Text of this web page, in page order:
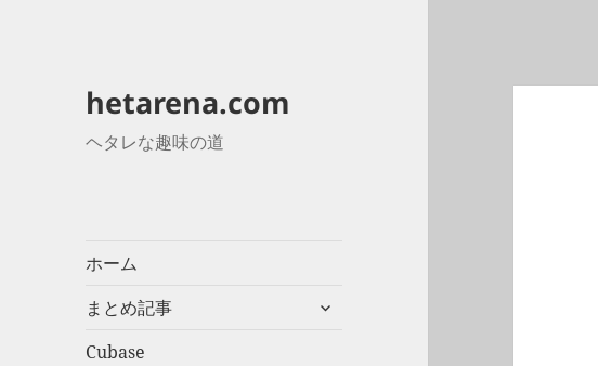
hetarena.com
ヘタレな趣味の道
ホーム
まとめ記事
サ
Cubase